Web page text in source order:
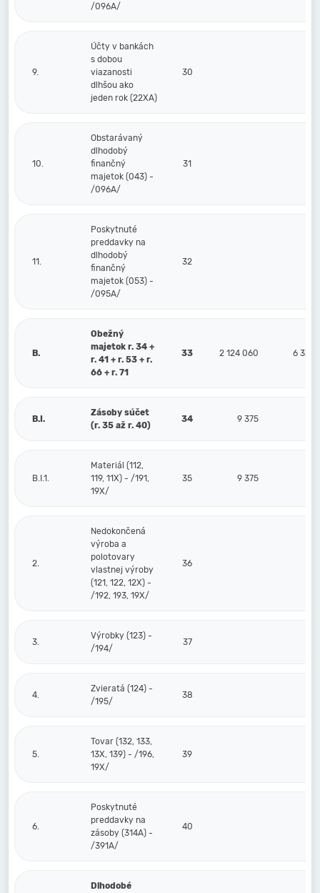
/096A/
9.
Účty v bankách
s dobou
viazanosti
dlhšou ako
jeden rok (22XA)
30
10.
Obstarávaný
dlhodobý
finančný
majetok (043) -
/096A/
31
11.
Poskytnuté
preddavky na
dlhodobý
finančný
majetok (053) -
/095A/
32
B.
Obežný
majetok r. 34 +
r. 41 + r. 53 + r.
66 + r. 71
33 2 124 060 6 322
B.I.
Zásoby súčet
(r. 35 až r. 40)
34 9 375
B.I.1.
Materiál (112,
119, 11X) - /191,
19X/
35 9 375
2.
Nedokončená
výroba a
polotovary
vlastnej výroby
(121, 122, 12X) -
/192, 193, 19X/
36
3.
Výrobky (123) -
/194/
37
4.
Zvieratá (124) -
/195/
38
5.
Tovar (132, 133,
13X, 139) - /196,
19X/
39
6.
Poskytnuté
preddavky na
zásoby (314A) -
/391A/
40
Dlhodobé